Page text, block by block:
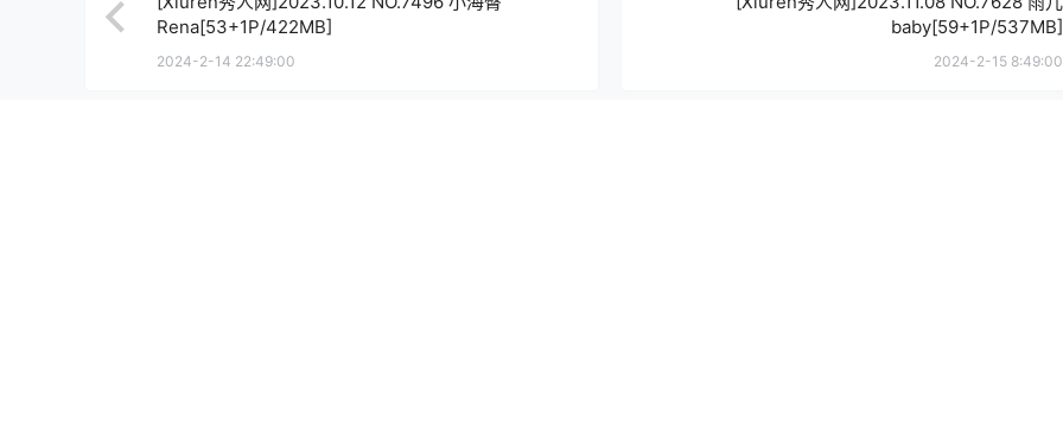
Rena[53+1P/422MB]
2024-2-14 22:49:00
baby[59+1P/537MB]
2024-2-15 8:49:00